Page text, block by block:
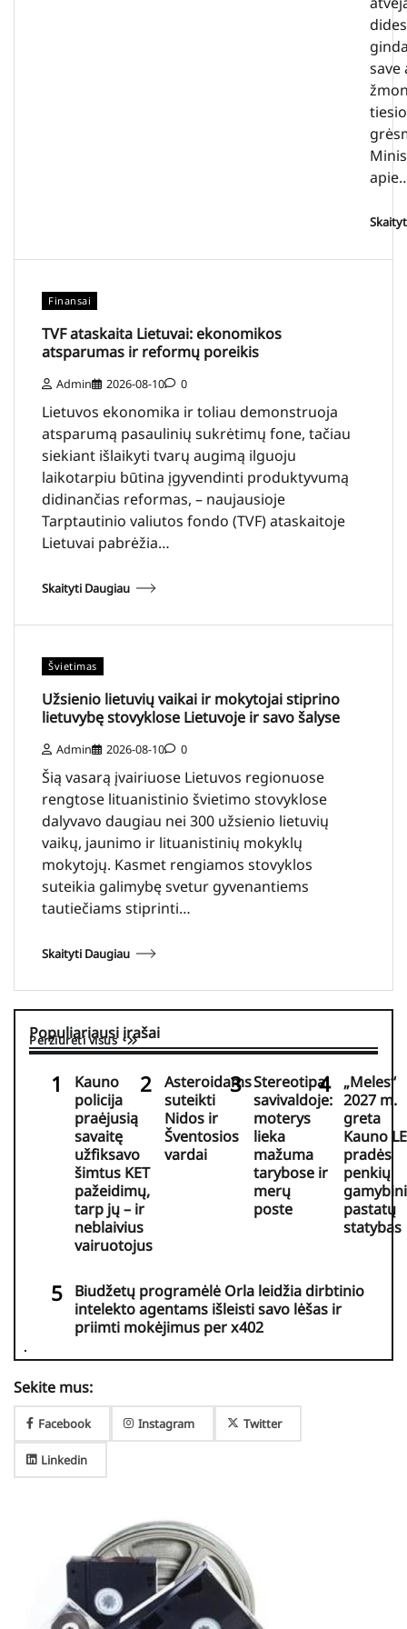
save
Finansai
TVF ataskaita Lietuvai: ekonomikos
atsparumas ir reformų poreikis
Admin 2026-08-10 0
Lietuvos ekonomika ir toliau demonstruoja
atsparumą pasaulinių sukrėtimų fone, tačiau
siekiant išlaikyti tvarų augimą ilguoju
laikotarpiu būtina įgyvendinti produktyvumą
didinančias reformas, – naujausioje
Tarptautinio valiutos fondo (TVF) ataskaitoje
Lietuvai pabrėžia…
Skaityti Daugiau
Švietimas
Užsienio lietuvių vaikai ir mokytojai stiprino
lietuvybę stovyklose Lietuvoje ir savo šalyse
Admin 2026-08-10 0
Šią vasarą įvairiuose Lietuvos regionuose
rengtose lituanistinio švietimo stovyklose
dalyvavo daugiau nei 300 užsienio lietuvių
vaikų, jaunimo ir lituanistinių mokyklų
mokytojų. Kasmet rengiamos stovyklos
suteikia galimybę svetur gyvenantiems
tautiečiams stiprinti…
Skaityti Daugiau
Populiariausi įrašai
Peržiūrėti visus
Kauno
policija
praėjusią
savaitę
užfiksavo
šimtus KET
pažeidimų,
tarp jų – ir
neblaivius
vairuotojus
Asteroidams
suteikti
Nidos ir
Šventosios
vardai
Stereotipai
savivaldoje:
moterys
lieka
mažuma
tarybose ir
merų
poste
„Meles“
2027 m.
greta
Kauno
pradės
penkių
pastatų
statybas
Biudžetų programėlė Orla leidžia dirbtinio
intelekto agentams išleisti savo lėšas ir
priimti mokėjimus per x402
Sekite mus:
Facebook Instagram Twitter
Linkedin